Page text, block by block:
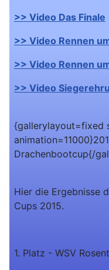
>> Video Das Finale
>> Video Rennen
>> Video Rennen
>> Video
{gallerylayout=fixed
Drachenbootcup{/
Hier die Ergebnisse
Cups 2015.
1. Platz - WSV